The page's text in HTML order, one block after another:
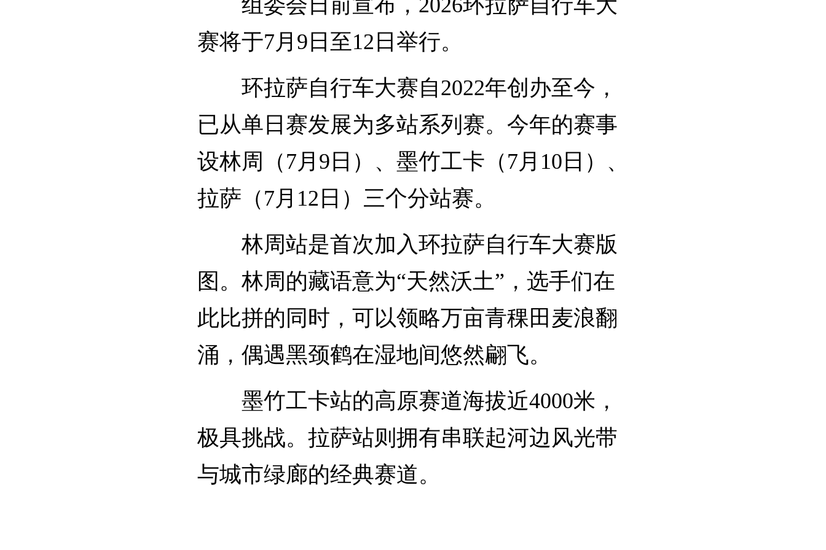
赛将于7月9日至12日举行。
环拉萨自行车大赛自2022年创办至今，
已从单日赛发展为多站系列赛。今年的赛事
设林周（7月9日）、墨竹工卡（7月10日）、
拉萨（7月12日）三个分站赛。
林周站是首次加入环拉萨自行车大赛版
图。林周的藏语意为“天然沃土”，选手们在
此比拼的同时，可以领略万亩青稞田麦浪翻
涌，偶遇黑颈鹤在湿地间悠然翩飞。
墨竹工卡站的高原赛道海拔近4000米，
极具挑战。拉萨站则拥有串联起河边风光带
与城市绿廊的经典赛道。